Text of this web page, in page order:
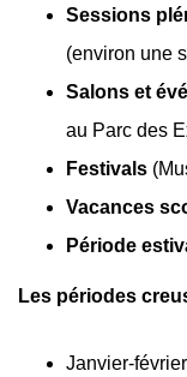
Sessions
(environ une
Salons et
au Parc des
Festivals
Vacances
Période
Les périodes
Janvier-